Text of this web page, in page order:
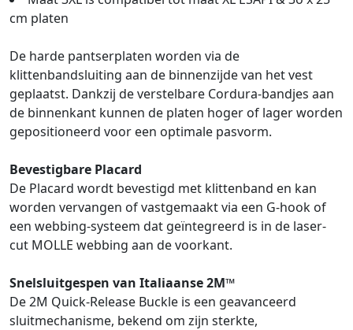
cm platen
De harde pantserplaten worden via de
klittenbandsluiting aan de binnenzijde van het vest
geplaatst. Dankzij de verstelbare Cordura-bandjes aan
de binnenkant kunnen de platen hoger of lager worden
gepositioneerd voor een optimale pasvorm.
Bevestigbare Placard
De Placard wordt bevestigd met klittenband en kan
worden vervangen of vastgemaakt via een G-hook of
een webbing-systeem dat geïntegreerd is in de laser-
cut MOLLE webbing aan de voorkant.
Snelsluitgespen van Italiaanse 2M™
De 2M Quick-Release Buckle is een geavanceerd
sluitmechanisme, bekend om zijn sterkte,